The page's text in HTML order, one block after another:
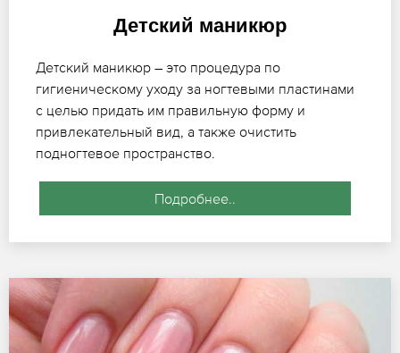
Детский маникюр
Детский маникюр – это процедура по
гигиеническому уходу за ногтевыми пластинами
с целью придать им правильную форму и
привлекательный вид, а также очистить
подногтевое пространство.
Подробнее..